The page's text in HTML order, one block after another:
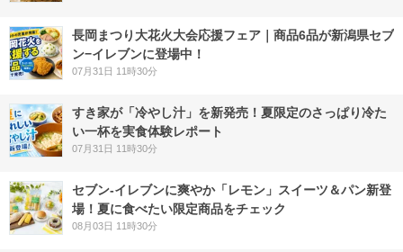
長岡まつり大花火大会応援フェア｜商品6品が新潟県セブ
ン−イレブンに登場中！
07月31日 11時30分
すき家が「冷やし汁」を新発売！夏限定のさっぱり冷た
い一杯を実食体験レポート
07月31日 11時30分
セブン‐イレブンに爽やか「レモン」スイーツ＆パン新登
場！夏に食べたい限定商品をチェック
08月03日 11時30分